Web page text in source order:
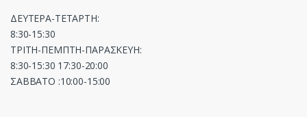
ΔΕΥΤΕΡΑ-ΤΕΤΑΡΤΗ:
8:30-15:30
ΤΡΙΤΗ-ΠΕΜΠΤΗ-ΠΑΡΑΣΚΕΥΗ:
8:30-15:30 17:30-20:00
ΣΑΒΒΑΤΟ :10:00-15:00